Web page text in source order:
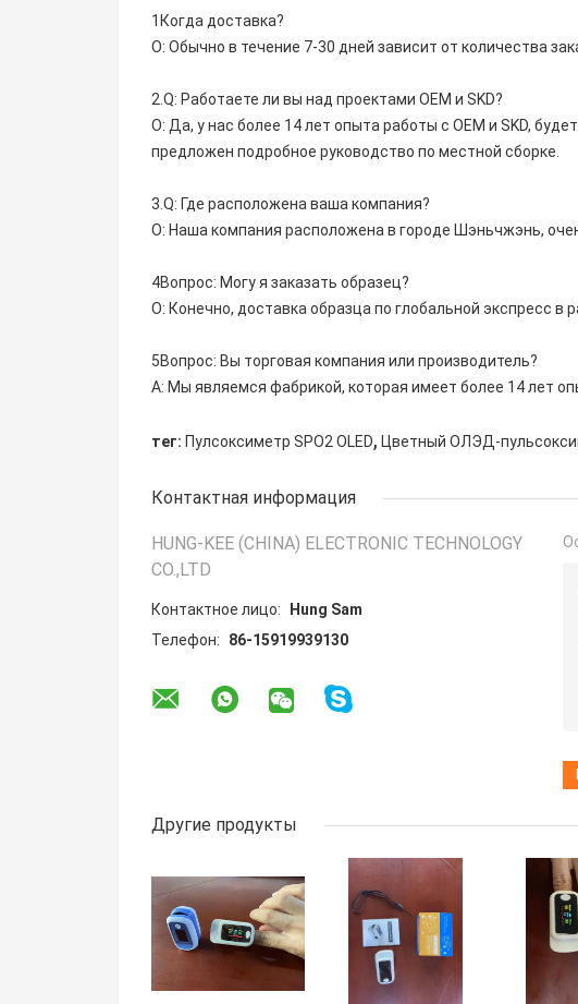
1Когда доставка?
О: Обычно в течение 7-30 дней зависит от количества
2.Q: Работаете ли вы над проектами OEM и SKD?
О: Да, у нас более 14 лет опыта работы с OEM и SKD,
предложен подробное руководство по местной сборке.
3.Q: Где расположена ваша компания?
О: Наша компания расположена в городе Шэньчжэнь,
4Вопрос: Могу я заказать образец?
О: Конечно, доставка образца по глобальной экспресс в
5Вопрос: Вы торговая компания или производитель?
A: Мы являемся фабрикой, которая имеет более 14 лет
тег: Пулсоксиметр SPO2 OLED, Цветный ОЛЭД-
Контактная информация
HUNG-KEE (CHINA) ELECTRONIC TECHNOLOGY
CO.,LTD
Контактное лицо:
Hung Sam
Телефон:
86-15919939130
Другие продукты